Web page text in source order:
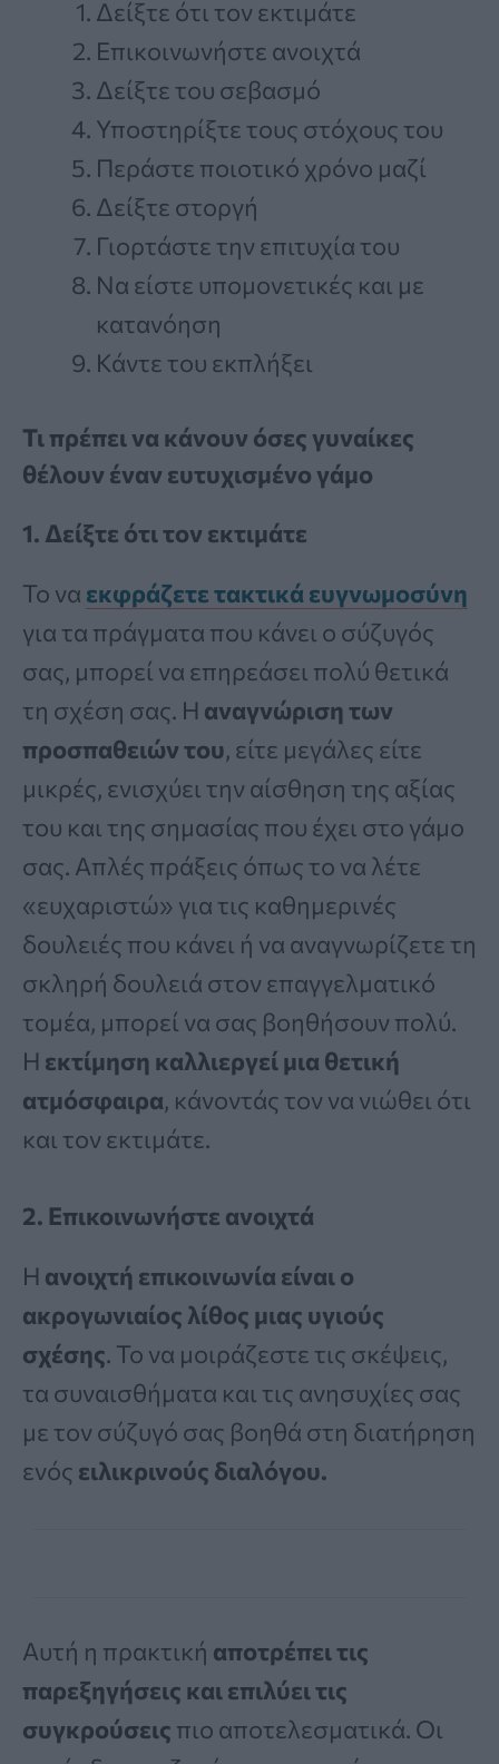
Δείξτε ότι τον εκτιμάτε
Επικοινωνήστε ανοιχτά
Δείξτε του σεβασμό
Υποστηρίξτε τους στόχους του
Περάστε ποιοτικό χρόνο μαζί
Δείξτε στοργή
Γιορτάστε την επιτυχία του
Να είστε υπομονετικές και με
κατανόηση
Κάντε του εκπλήξει
Τι πρέπει να κάνουν όσες γυναίκες
θέλουν έναν ευτυχισμένο γάμο
1. Δείξτε ότι τον εκτιμάτε
Το να εκφράζετε τακτικά ευγνωμοσύνη
για τα πράγματα που κάνει ο σύζυγός
σας, μπορεί να επηρεάσει πολύ θετικά
τη σχέση σας. Η αναγνώριση των
προσπαθειών του, είτε μεγάλες είτε
μικρές, ενισχύει την αίσθηση της αξίας
του και της σημασίας που έχει στο γάμο
σας. Απλές πράξεις όπως το να λέτε
«ευχαριστώ» για τις καθημερινές
δουλειές που κάνει ή να αναγνωρίζετε τη
σκληρή δουλειά στον επαγγελματικό
τομέα, μπορεί να σας βοηθήσουν πολύ.
Η εκτίμηση καλλιεργεί μια θετική
ατμόσφαιρα, κάνοντάς τον να νιώθει ότι
και τον εκτιμάτε.
2. Επικοινωνήστε ανοιχτά
Η ανοιχτή επικοινωνία είναι ο
ακρογωνιαίος λίθος μιας υγιούς
σχέσης. Το να μοιράζεστε τις σκέψεις,
τα συναισθήματα και τις ανησυχίες σας
με τον σύζυγό σας βοηθά στη διατήρηση
ενός ειλικρινούς διαλόγου.
Αυτή η πρακτική αποτρέπει τις
παρεξηγήσεις και επιλύει τις
συγκρούσεις πιο αποτελεσματικά. Οι